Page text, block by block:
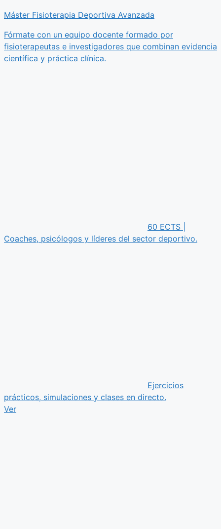
Máster Fisioterapia Deportiva Avanzada
Fórmate con un equipo docente formado por
fisioterapeutas e investigadores que combinan evidencia
científica y práctica clínica.
60 ECTS |
Coaches, psicólogos y líderes del sector deportivo.
Ejercicios
prácticos, simulaciones y clases en directo.
Ver